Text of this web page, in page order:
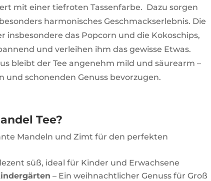
mit einer tiefroten Tassenfarbe. Dazu sorgen
harmonisches Geschmackserlebnis. Die
insbesondere das Popcorn und die Kokoschips,
und verleihen ihm das gewisse Etwas.
bleibt der Tee angenehm mild und säurearm –
und schonenden Genuss bevorzugen.
Tee?
Mandeln und Zimt für den perfekten
süß, ideal für Kinder und Erwachsene
– Ein weihnachtlicher Genuss für Groß